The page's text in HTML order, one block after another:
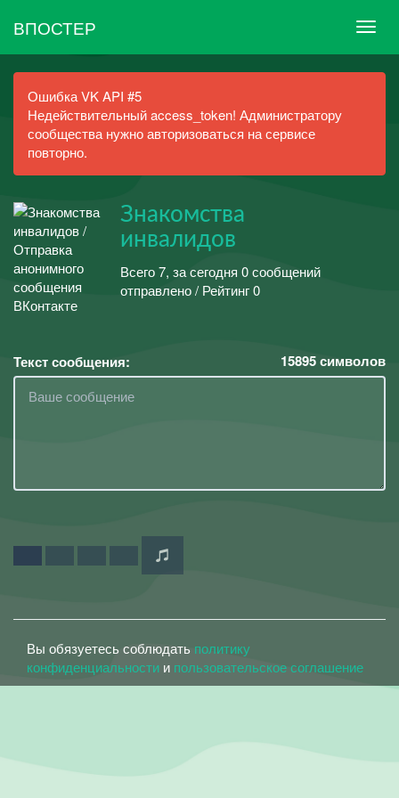
ВПОСТЕР
Ошибка VK API #5
Недействительный access_token! Администратору
сообщества нужно авторизоваться на сервисе
повторно.
Знакомства
инвалидов
Всего 7, за сегодня 0 сообщений
отправлено / Рейтинг 0
Текст сообщения: 15895символов
Вы обязуетесь соблюдать политику
конфиденциальности и пользовательское соглашение